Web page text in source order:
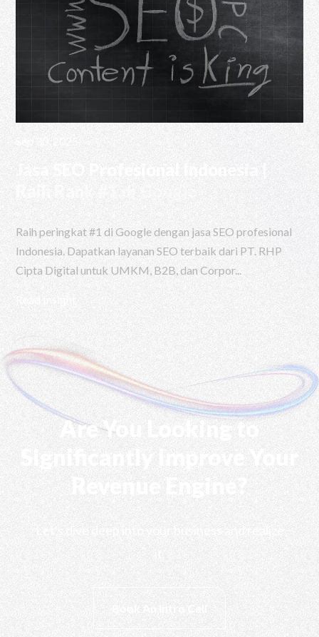
Raih peringkat #1 di Google dengan jasa SEO profesional
Indonesia. Dapatkan layanan SEO terbaik dari PT. RHP
Cipta Digital untuk UMKM, B2B, dan Corpor...
Are You Looking to